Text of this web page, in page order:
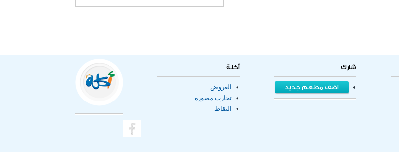
شارك
اضف مطعم جديد
أكلة
العروض
تجارب مصورة
النقاط